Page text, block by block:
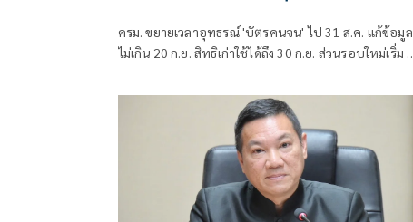
ครม. ขยายเวลาอุทธรณ์ 'บัตรคนจน' ไป 31 ส.ค. แก้ข้อมูล
ไม่เกิน 20 ก.ย. สิทธิเก่าใช้ได้ถึง 30 ก.ย. ส่วนรอบใหม่เริ่ม 1
อำเภอ 878 แห่ง